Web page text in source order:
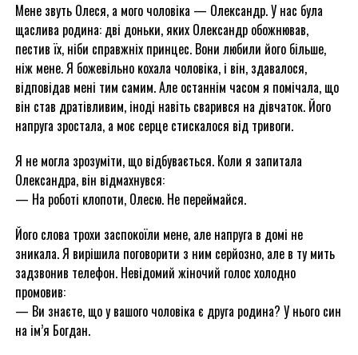
Мене звуть Олеся, а мого чоловіка — Олександр. У нас була
щаслива родина: дві доньки, яких Олександр обожнював,
пестив їх, ніби справжніх принцес. Вони любили його більше,
ніж мене. Я божевільно кохала чоловіка, і він, здавалося,
відповідав мені тим самим. Але останнім часом я помічала, що
він став дратівливим, іноді навіть сварився на дівчаток. Його
напруга зростала, а моє серце стискалося від тривоги.
Я не могла зрозуміти, що відбувається. Коли я запитала
Олександра, він відмахнувся:
— На роботі клопоти, Олесю. Не переймайся.
Його слова трохи заспокоїли мене, але напруга в домі не
зникала. Я вирішила поговорити з ним серйозно, але в ту мить
задзвонив телефон. Невідомий жіночий голос холодно
промовив:
— Ви знаєте, що у вашого чоловіка є друга родина? У нього син
на ім’я Богдан.